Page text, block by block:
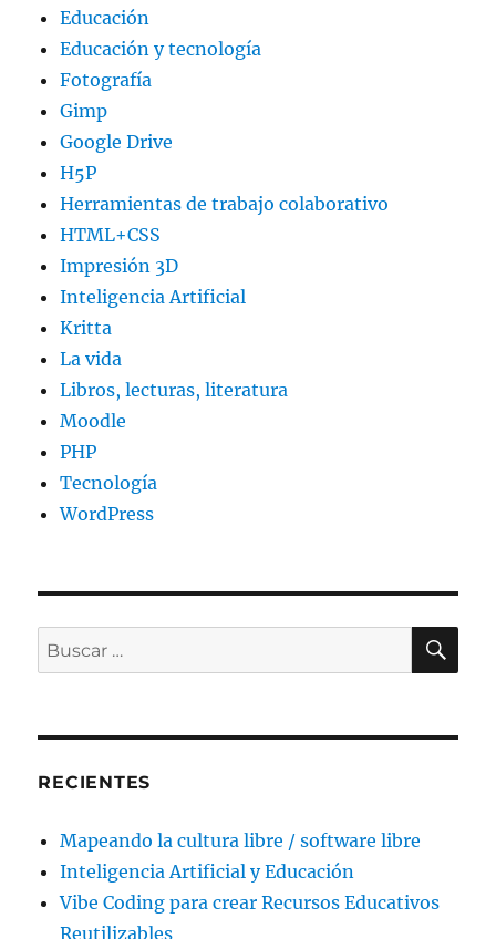
Educación
Educación y tecnología
Fotografía
Gimp
Google Drive
H5P
Herramientas de trabajo colaborativo
HTML+CSS
Impresión 3D
Inteligencia Artificial
Kritta
La vida
Libros, lecturas, literatura
Moodle
PHP
Tecnología
WordPress
Buscar
por:
RECIENTES
Mapeando la cultura libre / software libre
Inteligencia Artificial y Educación
Vibe Coding para crear Recursos Educativos
Reutilizables